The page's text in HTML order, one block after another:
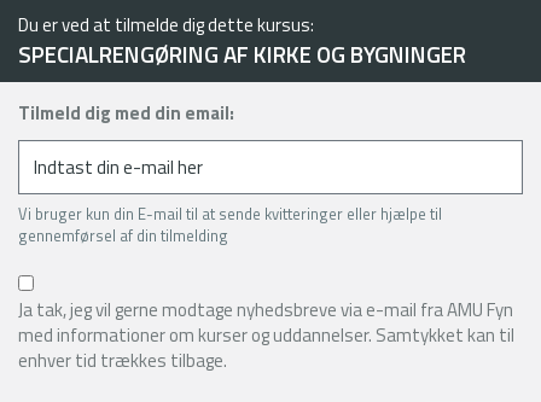
Du er ved at tilmelde dig dette kursus:
SPECIALRENGØRING AF KIRKE OG BYGNINGER
Tilmeld dig med din email:
Vi bruger kun din E-mail til at sende kvitteringer eller hjælpe til
gennemførsel af din tilmelding
Ja tak, jeg vil gerne modtage nyhedsbreve via e-mail fra AMU Fyn
med informationer om kurser og uddannelser. Samtykket kan til
enhver tid trækkes tilbage.